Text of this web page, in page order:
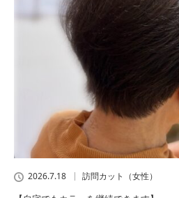
2026.7.18 訪問カット（女性）